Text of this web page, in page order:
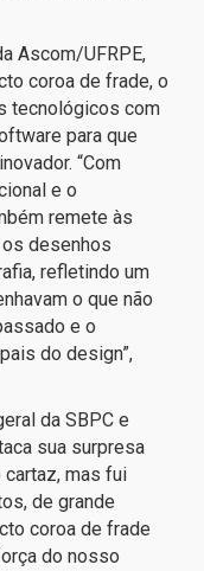
Ascom/UFRPE,
coroa de frade, o
tecnológicos com
para que
“Com
e o
remete às
desenhos
refletindo um
o que não
e o
do design”,
da SBPC e
sua surpresa
cartaz, mas fui
de grande
coroa de frade
do nosso